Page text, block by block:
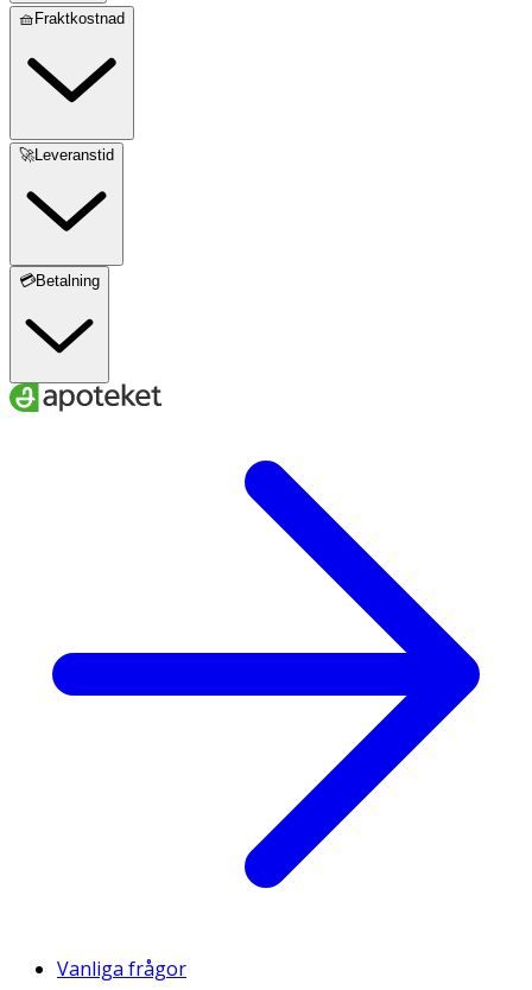
🧺Fraktkostnad
🚀Leveranstid
💳Betalning
Vanliga frågor